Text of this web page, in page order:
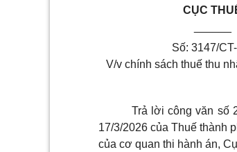
CỤC
Số: 3147/
V/v chính sách thuế thu
Trả lời công văn số
17/3/2026 của Thuế thành
của cơ quan thi hành án,